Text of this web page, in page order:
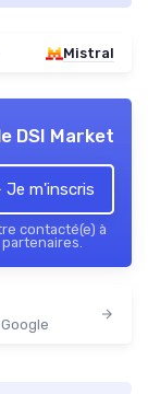
Mistral
DSI Market
m'inscris
contacté(e) à